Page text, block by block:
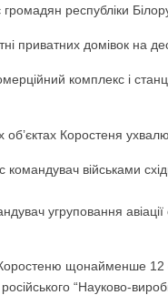
республіки
приватних домівок на
комплекс і
Коростеня
командувач військами
угруповання
Коростеню щонайменше
“Науково-